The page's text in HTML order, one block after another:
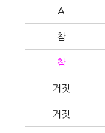
A
참
참
거짓
거짓